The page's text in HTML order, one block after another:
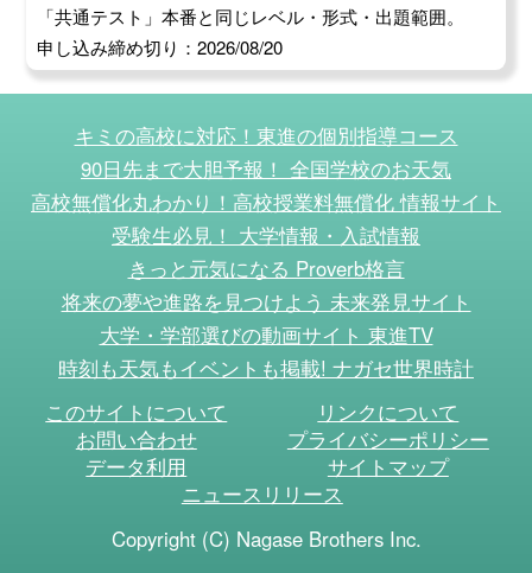
「共通テスト」本番と同じレベル・形式・出題範囲。
申し込み締め切り：2026/08/20
キミの高校に対応！東進の個別指導コース
90日先まで大胆予報！ 全国学校のお天気
高校無償化丸わかり！高校授業料無償化 情報サイト
受験生必見！ 大学情報・入試情報
きっと元気になる Proverb格言
将来の夢や進路を見つけよう 未来発見サイト
大学・学部選びの動画サイト 東進TV
時刻も天気もイベントも掲載! ナガセ世界時計
このサイトについて
リンクについて
お問い合わせ
プライバシーポリシー
データ利用
サイトマップ
ニュースリリース
Copyright (C) Nagase Brothers Inc.